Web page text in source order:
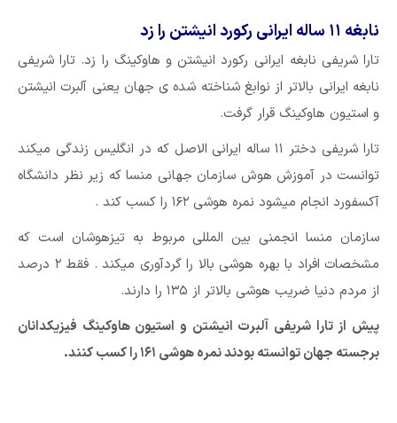
نابغه ۱۱ ساله ایرانی رکورد انیشتن را زد
تارا شریفی نابغه ایرانی رکورد انیشتن و هاوکینگ را زد. تارا شریفی
نابغه ایرانی بالاتر از نوابغ شناخته شده ی جهان یعنی آلبرت انیشتن
و استیون هاوکینگ قرار گرفت.
تارا شریفی دختر ۱۱ ساله ایرانی الاصل که در انگلیس زندگی میکند
توانست در آموزش هوش سازمان جهانی منسا که زیر نظر دانشگاه
آکسفورد انجام میشود نمره هوشی ۱۶۲ را کسب کند .
سازمان منسا انجمنی بین المللی مربوط به تیزهوشان است که
مشخصات افراد با بهره هوشی بالا را گردآوری میکند . فقط ۲ درصد
از مردم دنیا ضریب هوشی بالاتر از ۱۳۵ را دارند.
پیش از تارا شریفی آلبرت انیشتن و استیون هاوکینگ فیزیکدانان
برجسته جهان توانسته بودند نمره هوشی ۱۶۱ را کسب کنند.